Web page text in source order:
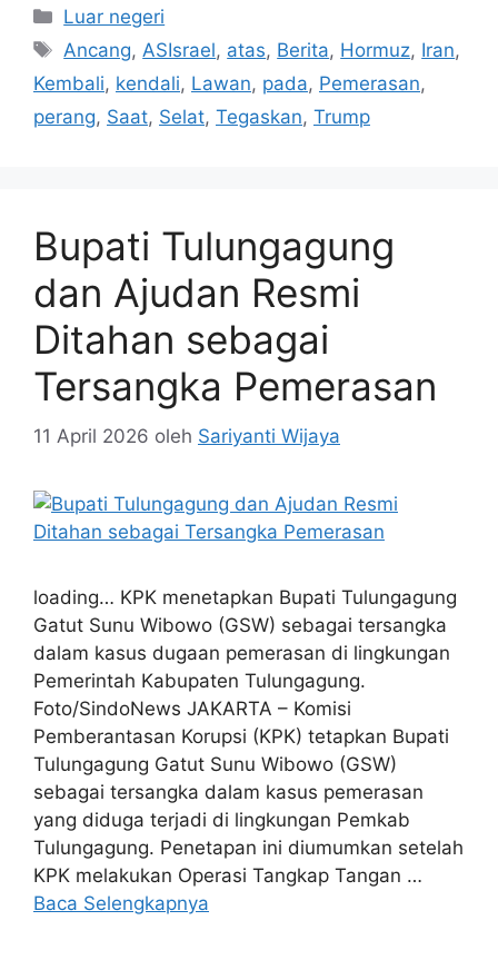
Kategori
Luar negeri
Tag
Ancang,ASIsrael, atas, Berita, Hormuz, Iran,
Kembali, kendali, Lawan, pada, Pemerasan,
perang, Saat, Selat, Tegaskan, Trump
Bupati Tulungagung
dan Ajudan Resmi
Ditahan sebagai
Tersangka Pemerasan
11 April 2026 oleh Sariyanti Wijaya
loading… KPK menetapkan Bupati Tulungagung
Gatut Sunu Wibowo (GSW) sebagai tersangka
dalam kasus dugaan pemerasan di lingkungan
Pemerintah Kabupaten Tulungagung.
Foto/SindoNews JAKARTA – Komisi
Pemberantasan Korupsi (KPK) tetapkan Bupati
Tulungagung Gatut Sunu Wibowo (GSW)
sebagai tersangka dalam kasus pemerasan
yang diduga terjadi di lingkungan Pemkab
Tulungagung. Penetapan ini diumumkan setelah
KPK melakukan Operasi Tangkap Tangan …
Baca Selengkapnya